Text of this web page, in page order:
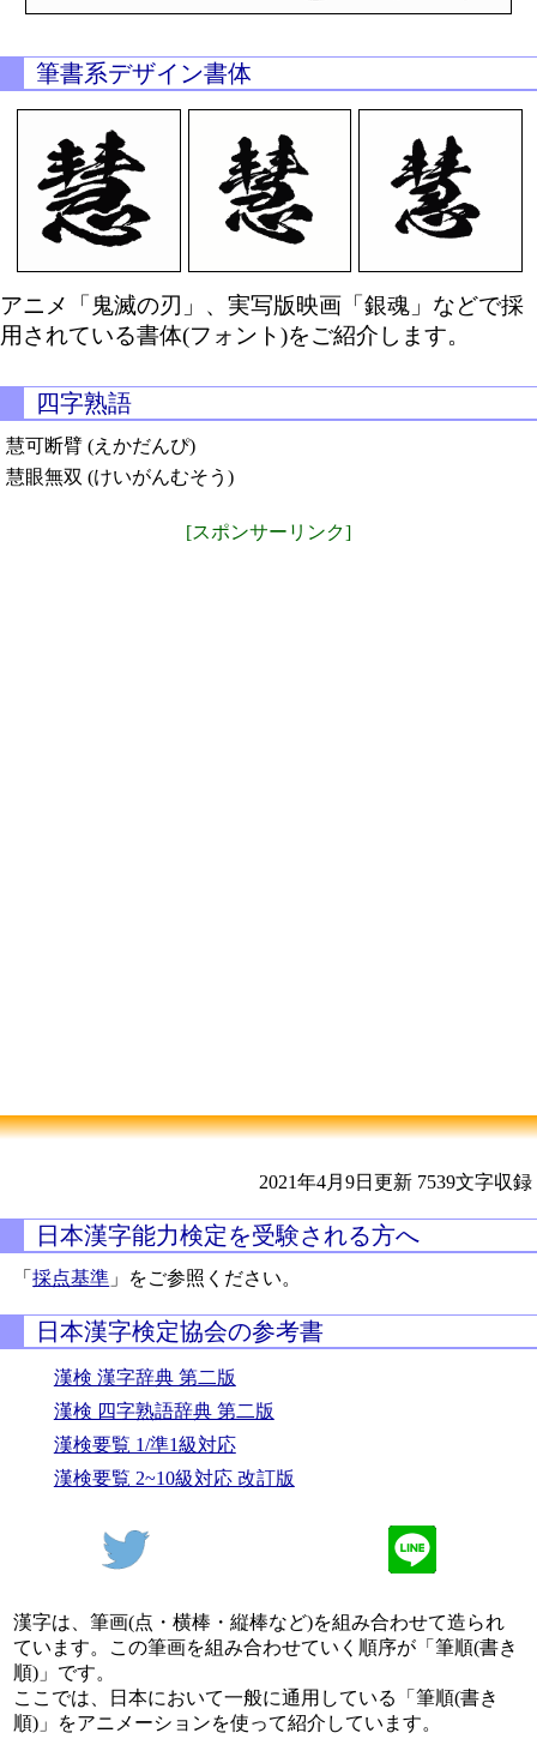
筆書系デザイン書体
アニメ「鬼滅の刃」、実写版映画「銀魂」などで採
用されている書体(フォント)をご紹介します。
四字熟語
慧可断臂 (えかだんぴ)
慧眼無双 (けいがんむそう)
[スポンサーリンク]
2021年4月9日更新 7539文字収録
日本漢字能力検定を受験される方へ
「採点基準 」をご参照ください。
日本漢字検定協会の参考書
漢検 漢字辞典 第二版
漢検 四字熟語辞典 第二版
漢検要覧 1/準1級対応
漢検要覧 2~10級対応 改訂版
漢字は、筆画(点・横棒・縦棒など)を組み合わせて造られ
ています。この筆画を組み合わせていく順序が「筆順(書き
順)」です。
ここでは、日本において一般に通用している「筆順(書き
順)」をアニメーションを使って紹介しています。